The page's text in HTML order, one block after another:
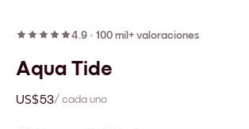
4.9 · 100 mil+ valoraciones
Aqua Tide
US$53/ cada uno